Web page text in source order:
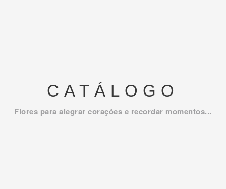
CATÁLOGO
Flores para alegrar corações e recordar momentos...